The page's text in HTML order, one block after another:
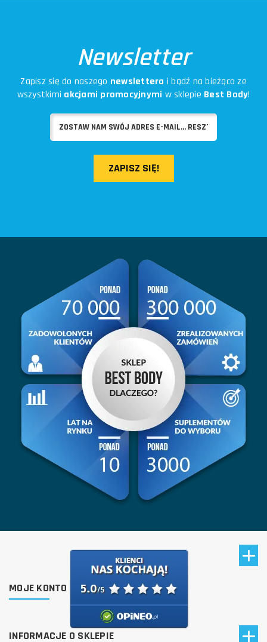
Newsletter
Zapisz się do naszego newslettera i bądź na bieżąco ze
wszystkimi akcjami promocyjnymi w sklepie Best Body!
ZAPISZ SIĘ!
MOJE KONTO
INFORMACJE O SKLEPIE